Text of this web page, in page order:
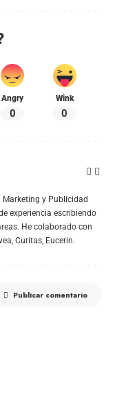
Angry
0
Wink
0
Marketing y Publicidad
experiencia escribiendo
He colaborado con
Curitas, Eucerin.
Publicar comentario